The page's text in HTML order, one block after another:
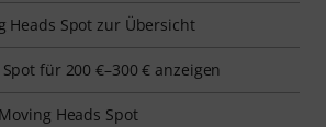
Heads Spot zur Übersicht
für 200 €–300 € anzeigen
Heads Spot